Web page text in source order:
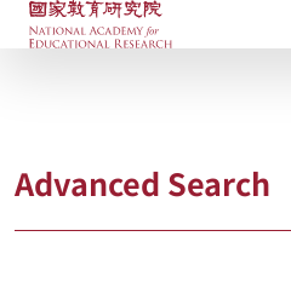
NAER Research
Advanced Search